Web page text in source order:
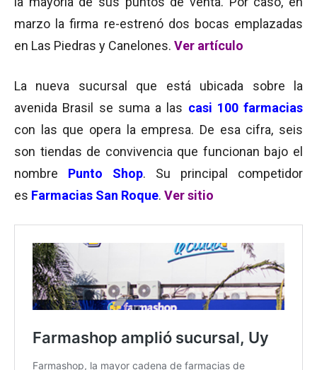
marzo la firma re-estrenó dos bocas emplazadas
en Las Piedras y Canelones. Ver artículo
La nueva sucursal que está ubicada sobre la
avenida Brasil se suma a las casi 100 farmacias
con las que opera la empresa. De esa cifra, seis
son tiendas de convivencia que funcionan bajo el
nombre Punto Shop. Su principal competidor
es Farmacias San Roque. Ver sitio